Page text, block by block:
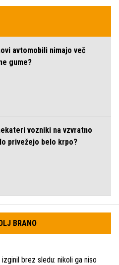
avtomobili nimajo več
gume?
vozniki na vzvratno
privežejo belo krpo?
BRANO
brez sledu: nikoli ga niso